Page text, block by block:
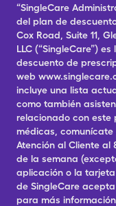
“SingleCare
del plan de
Cox Road, Suite 11,
LLC (“SingleCare”)
descuento de
web
incluye una lista
como también
relacionado con este
médicas,
Atención al Cliente al
de la semana
aplicación o la
de SingleCare
para más